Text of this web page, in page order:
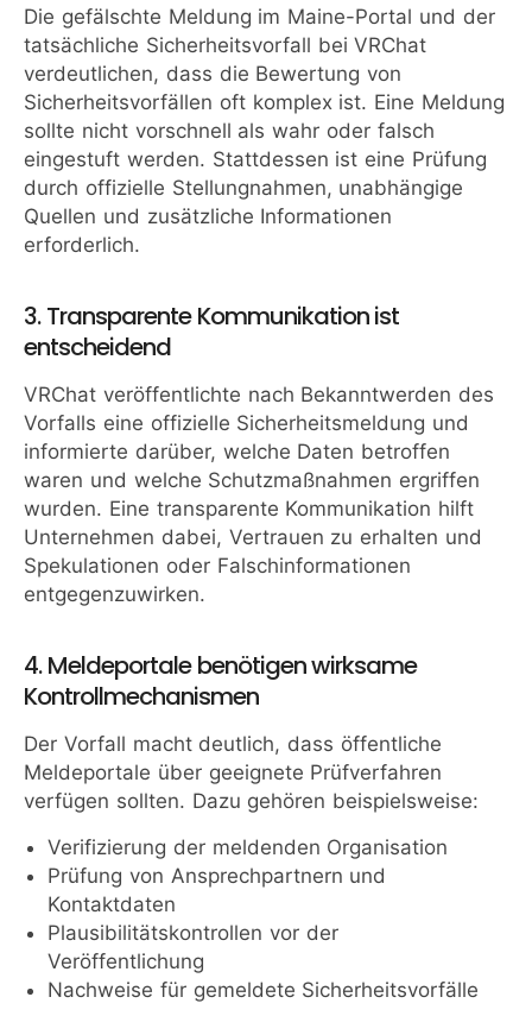
Die gefälschte Meldung im Maine-Portal und der
tatsächliche Sicherheitsvorfall bei VRChat
verdeutlichen, dass die Bewertung von
Sicherheitsvorfällen oft komplex ist. Eine Meldung
sollte nicht vorschnell als wahr oder falsch
eingestuft werden. Stattdessen ist eine Prüfung
durch offizielle Stellungnahmen, unabhängige
Quellen und zusätzliche Informationen
erforderlich.
3. Transparente Kommunikation ist
entscheidend
VRChat veröffentlichte nach Bekanntwerden des
Vorfalls eine offizielle Sicherheitsmeldung und
informierte darüber, welche Daten betroffen
waren und welche Schutzmaßnahmen ergriffen
wurden. Eine transparente Kommunikation hilft
Unternehmen dabei, Vertrauen zu erhalten und
Spekulationen oder Falschinformationen
entgegenzuwirken.
4. Meldeportale benötigen wirksame
Kontrollmechanismen
Der Vorfall macht deutlich, dass öffentliche
Meldeportale über geeignete Prüfverfahren
verfügen sollten. Dazu gehören beispielsweise:
Verifizierung der meldenden Organisation
Prüfung von Ansprechpartnern und
Kontaktdaten
Plausibilitätskontrollen vor der
Veröffentlichung
Nachweise für gemeldete Sicherheitsvorfälle